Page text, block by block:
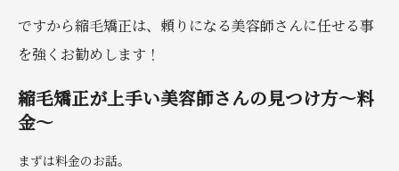
ですから縮毛矯正は、頼りになる美容師さんに任せる事
を強くお勧めします！
縮毛矯正が上手い美容師さんの見つけ方〜料
金〜
まずは料金のお話。